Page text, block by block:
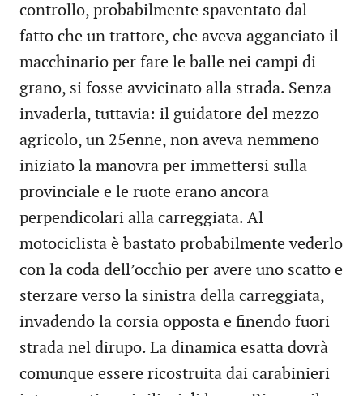
controllo, probabilmente spaventato dal
fatto che un trattore, che aveva agganciato il
macchinario per fare le balle nei campi di
grano, si fosse avvicinato alla strada. Senza
invaderla, tuttavia: il guidatore del mezzo
agricolo, un 25enne, non aveva nemmeno
iniziato la manovra per immettersi sulla
provinciale e le ruote erano ancora
perpendicolari alla carreggiata. Al
motociclista è bastato probabilmente vederlo
con la coda dell’occhio per avere uno scatto e
sterzare verso la sinistra della carreggiata,
invadendo la corsia opposta e finendo fuori
strada nel dirupo. La dinamica esatta dovrà
comunque essere ricostruita dai carabinieri